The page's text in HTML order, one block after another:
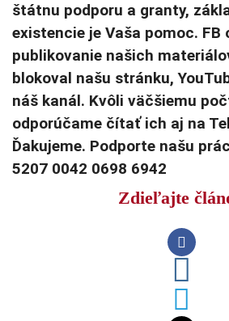
štátnu podporu a granty,
existencie je Vaša pomoc. FB
publikovanie našich
blokoval našu stránku,
náš kanál. Kvôli väčšiemu
odporúčame čítať ich aj na
Ďakujeme. Podporte našu
5207 0042 0698 6942
Zdieľajte